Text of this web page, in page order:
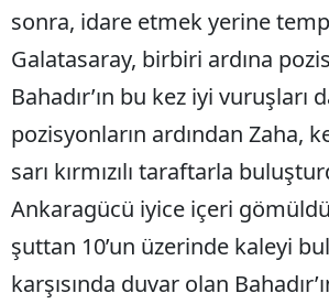
sonra, idare etmek yerine
Galatasaray, birbiri ardına
Bahadır’ın bu kez iyi vuruşları
pozisyonların ardından Zaha,
sarı kırmızılı taraftarla
Ankaragücü iyice içeri
şuttan 10’un üzerinde kaleyi
karşısında duvar olan